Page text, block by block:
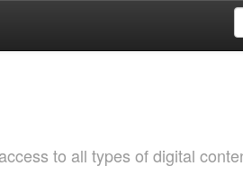
to all types of digital